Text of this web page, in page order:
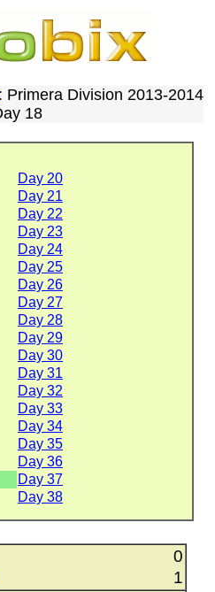
: Primera Division 2013-2014
18
Day 20
Day 21
Day 22
Day 23
Day 24
Day 25
Day 26
Day 27
Day 28
Day 29
Day 30
Day 31
Day 32
Day 33
Day 34
Day 35
Day 36
Day 37
Day 38
0
1